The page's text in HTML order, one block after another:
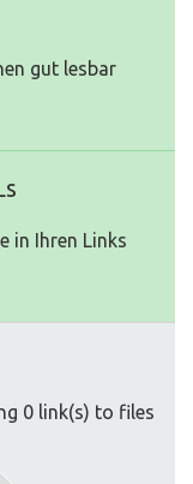
gut lesbar
in Ihren Links
0 link(s) to files